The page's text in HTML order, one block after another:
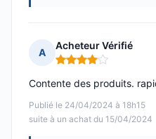
A
Acheteur Vérifié
Note : 4 sur 5
Publié le 24/04/2024 à 18h15
suite à un achat du 15/04/2024
Contente des produits.